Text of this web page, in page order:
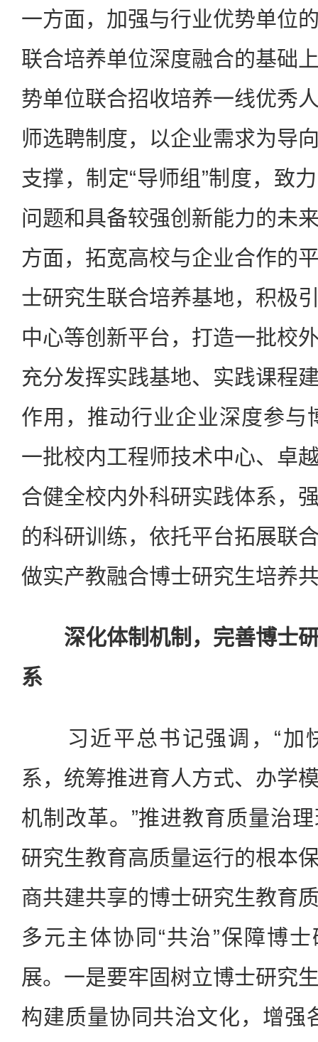
一方面，加强与行业优势单位
联合培养单位深度融合的基础
势单位联合招收培养一线优秀
师选聘制度，以企业需求为导
支撑，制定“导师组”制度，致
问题和具备较强创新能力的未
方面，拓宽高校与企业合作的
士研究生联合培养基地，积极
中心等创新平台，打造一批校
充分发挥实践基地、实践课程
作用，推动行业企业深度参与
一批校内工程师技术中心、卓
合健全校内外科研实践体系，
的科研训练，依托平台拓展联
做实产教融合博士研究生培养
深化体制机制，完善博士
系
习近平总书记强调，“加
系，统筹推进育人方式、办学
机制改革。”推进教育质量治
研究生教育高质量运行的根本
商共建共享的博士研究生教育
多元主体协同“共治”保障博
展。一是要牢固树立博士研究
构建质量协同共治文化，增强